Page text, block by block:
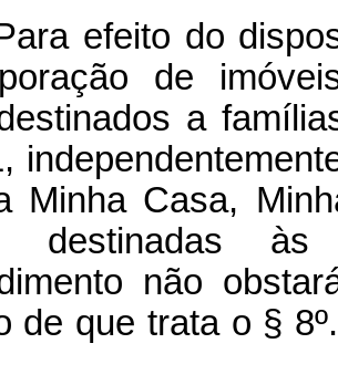
efeito do
de
a
Minha Casa,
destinadas
não
de que trata o